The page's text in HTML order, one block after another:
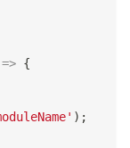
=> {
) ;